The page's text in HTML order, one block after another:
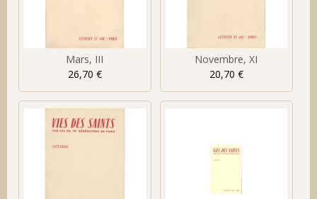
Mars, III
26,70 €
Novembre, XI
20,70 €